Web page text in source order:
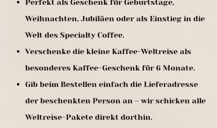
Perfekt als Geschenk für Geburtstage,
Weihnachten, Jubiläen oder als Einstieg in die
Welt des Specialty Coffee.
Verschenke die kleine Kaffee-Weltreise als
besonderes Kaffee-Geschenk für 6 Monate.
Gib beim Bestellen einfach die Lieferadresse
der beschenkten Person an – wir schicken alle
Weltreise-Pakete direkt dorthin.